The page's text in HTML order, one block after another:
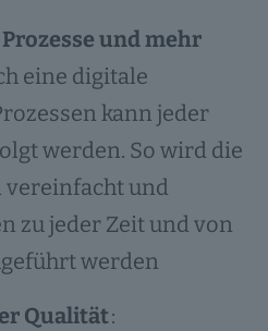
und mehr
eine digitale
kann jeder
werden. So wird die
und
zu jeder Zeit und von
werden
Qualität: